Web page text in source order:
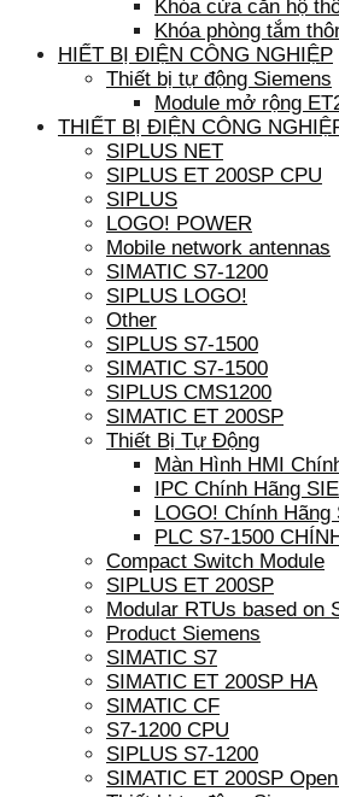
Khóa cửa căn hộ
Khóa phòng tắm
HIẾT BỊ ĐIỆN CÔNG NGHIỆP
Thiết bị tự động Siemens
Module mở rộng
THIẾT BỊ ĐIỆN CÔNG
SIPLUS NET
SIPLUS ET 200SP CPU
SIPLUS
LOGO! POWER
Mobile network antennas
SIMATIC S7-1200
SIPLUS LOGO!
Other
SIPLUS S7-1500
SIMATIC S7-1500
SIPLUS CMS1200
SIMATIC ET 200SP
Thiết Bị Tự Động
Màn Hình HMI
IPC Chính Hãng
LOGO! Chính Hãng
PLC S7-1500
Compact Switch Module
SIPLUS ET 200SP
Modular RTUs based on
Product Siemens
SIMATIC S7
SIMATIC ET 200SP HA
SIMATIC CF
S7-1200 CPU
SIPLUS S7-1200
SIMATIC ET 200SP